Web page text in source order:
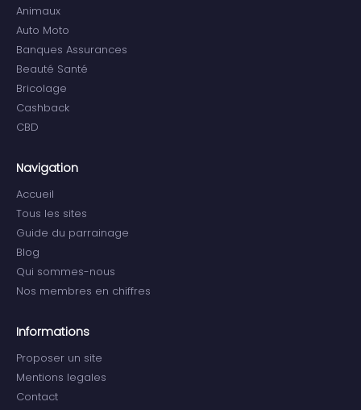
Animaux
Auto Moto
Banques Assurances
Beauté Santé
Bricolage
Cashback
CBD
Navigation
Accueil
Tous les sites
Guide du parrainage
Blog
Qui sommes-nous
Nos membres en chiffres
Informations
Proposer un site
Mentions legales
Contact